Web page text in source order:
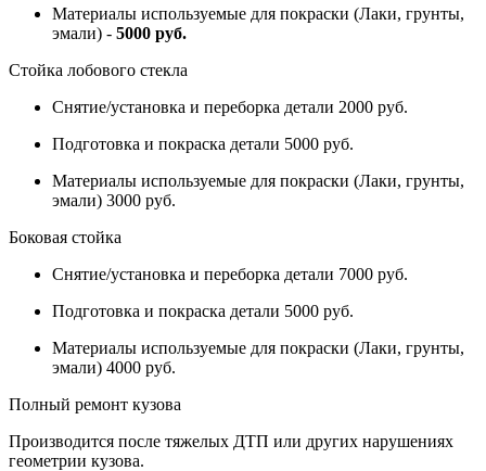
Материалы используемые для покраски (Лаки, грунты,
эмали) - 5000 руб.
Стойка лобового стекла
Снятие/установка и переборка детали 2000 руб.
Подготовка и покраска детали 5000 руб.
Материалы используемые для покраски (Лаки, грунты,
эмали) 3000 руб.
Боковая стойка
Снятие/установка и переборка детали 7000 руб.
Подготовка и покраска детали 5000 руб.
Материалы используемые для покраски (Лаки, грунты,
эмали) 4000 руб.
Полный ремонт кузова
Производится после тяжелых ДТП или других нарушениях
геометрии кузова.